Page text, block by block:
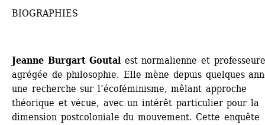
BIOGRAPHIES
Jeanne Burgart Goutalest normalienne et professeure
agrégée de philosophie. Elle mène depuis quelques
une recherche sur l’écoféminisme, mêlant approche
théorique et vécue, avec un intérêt particulier pour la
dimension postcoloniale du mouvement. Cette enquête